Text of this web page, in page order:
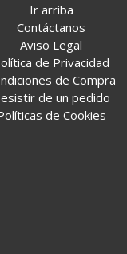
Ir arriba
Contáctanos
Aviso Legal
de Privacidad
de Compra
de un pedido
de Cookies